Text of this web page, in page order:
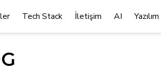
Tech Stack İletişim AI Yazılım